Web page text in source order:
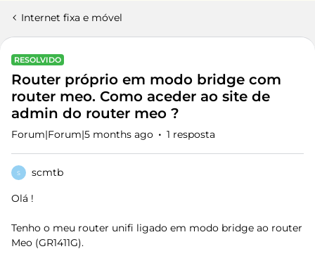
Internet fixa e móvel
RESOLVIDO
Router próprio em modo bridge com
router meo. Como aceder ao site de
admin do router meo ?
Forum|Forum|5 months ago 1 resposta
S scmtb
Olá !
Tenho o meu router unifi ligado em modo bridge ao router
Meo (GR1411G).